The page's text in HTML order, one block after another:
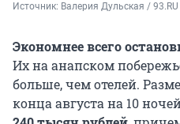
Источник: Валерия Дульская / 93.RU
Экономнее всего
Их на анапском
больше, чем отелей.
конца августа на 10